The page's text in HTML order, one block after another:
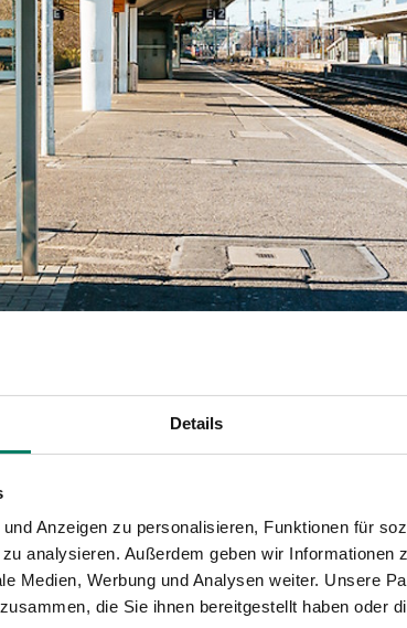
Details
Anzeigen zu personalisieren, Funktionen für
analysieren. Außerdem geben wir Informationen
Medien, Werbung und Analysen weiter. Unsere
die Sie ihnen bereitgestellt haben oder